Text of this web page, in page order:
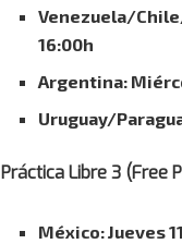
Venezuela/
16:00h
Argentina:
Uruguay/
Práctica Libre 3 (Free
México: Jueves